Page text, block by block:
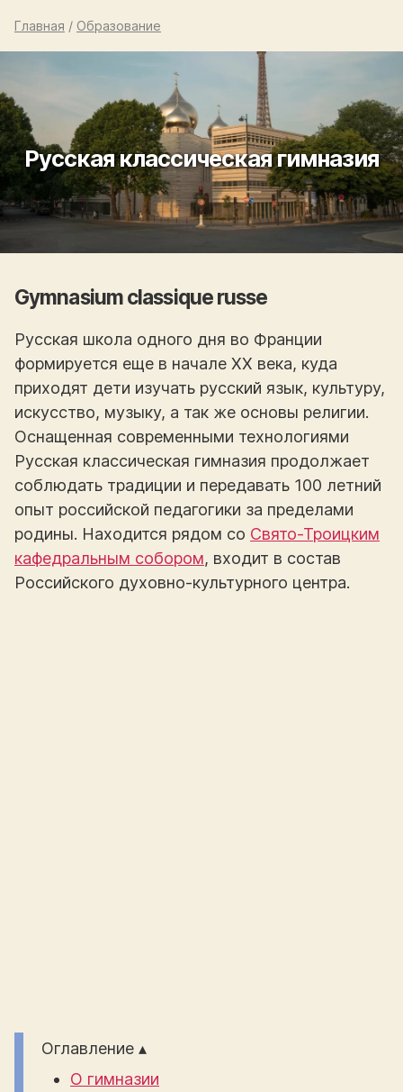
Главная / Образование
Русская классическая гимназия
Gymnasium classique russe
Русская школа одного дня во Франции
формируется еще в начале XX века, куда
приходят дети изучать русский язык, культуру,
искусство, музыку, а так же основы религии.
Оснащенная современными технологиями
Русская классическая гимназия продолжает
соблюдать традиции и передавать 100 летний
опыт российской педагогики за пределами
родины. Находится рядом со Свято-Троицким
кафедральным собором, входит в состав
Российского духовно-культурного центра.
Оглавление ▴
О гимназии